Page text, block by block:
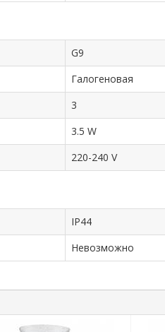
G9
Галогеновая
3
3.5 W
220-240 V
IP44
Невозможно